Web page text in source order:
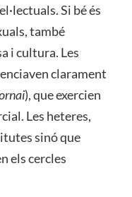
Si bé és
també
i cultura. Les
clarament
), que exercien
Les heteres,
sinó que
els cercles